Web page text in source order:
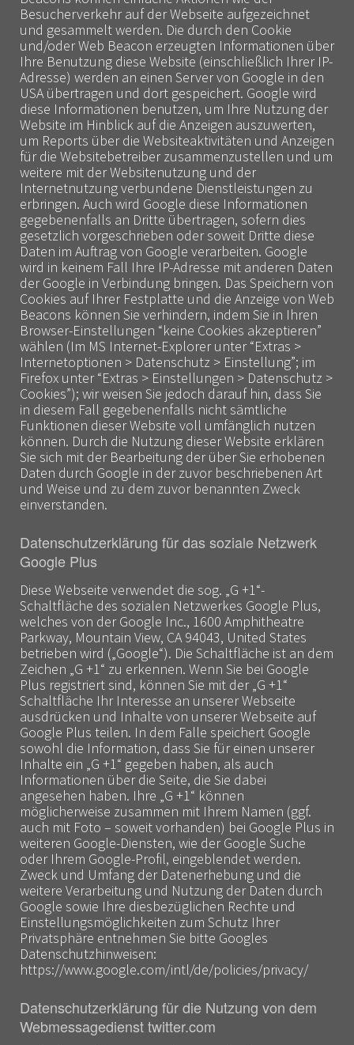
Besucherverkehr auf der Webseite aufgezeichnet
und gesammelt werden. Die durch den Cookie
und/oder Web Beacon erzeugten Informationen über
Ihre Benutzung diese Website (einschließlich Ihrer IP-
Adresse) werden an einen Server von Google in den
USA übertragen und dort gespeichert. Google wird
diese Informationen benutzen, um Ihre Nutzung der
Website im Hinblick auf die Anzeigen auszuwerten,
um Reports über die Websiteaktivitäten und Anzeigen
für die Websitebetreiber zusammenzustellen und um
weitere mit der Websitenutzung und der
Internetnutzung verbundene Dienstleistungen zu
erbringen. Auch wird Google diese Informationen
gegebenenfalls an Dritte übertragen, sofern dies
gesetzlich vorgeschrieben oder soweit Dritte diese
Daten im Auftrag von Google verarbeiten. Google
wird in keinem Fall Ihre IP-Adresse mit anderen Daten
der Google in Verbindung bringen. Das Speichern von
Cookies auf Ihrer Festplatte und die Anzeige von Web
Beacons können Sie verhindern, indem Sie in Ihren
Browser-Einstellungen “keine Cookies akzeptieren”
wählen (Im MS Internet-Explorer unter “Extras >
Internetoptionen > Datenschutz > Einstellung”; im
Firefox unter “Extras > Einstellungen > Datenschutz >
Cookies”); wir weisen Sie jedoch darauf hin, dass Sie
in diesem Fall gegebenenfalls nicht sämtliche
Funktionen dieser Website voll umfänglich nutzen
können. Durch die Nutzung dieser Website erklären
Sie sich mit der Bearbeitung der über Sie erhobenen
Daten durch Google in der zuvor beschriebenen Art
und Weise und zu dem zuvor benannten Zweck
einverstanden.
Datenschutzerklärung für das soziale Netzwerk
Google Plus
Diese Webseite verwendet die sog. „G +1“-
Schaltfläche des sozialen Netzwerkes Google Plus,
welches von der Google Inc., 1600 Amphitheatre
Parkway, Mountain View, CA 94043, United States
betrieben wird („Google“). Die Schaltfläche ist an dem
Zeichen „G +1“ zu erkennen. Wenn Sie bei Google
Plus registriert sind, können Sie mit der „G +1“
Schaltfläche Ihr Interesse an unserer Webseite
ausdrücken und Inhalte von unserer Webseite auf
Google Plus teilen. In dem Falle speichert Google
sowohl die Information, dass Sie für einen unserer
Inhalte ein „G +1“ gegeben haben, als auch
Informationen über die Seite, die Sie dabei
angesehen haben. Ihre „G +1“ können
möglicherweise zusammen mit Ihrem Namen (ggf.
auch mit Foto – soweit vorhanden) bei Google Plus in
weiteren Google-Diensten, wie der Google Suche
oder Ihrem Google-Profil, eingeblendet werden.
Zweck und Umfang der Datenerhebung und die
weitere Verarbeitung und Nutzung der Daten durch
Google sowie Ihre diesbezüglichen Rechte und
Einstellungsmöglichkeiten zum Schutz Ihrer
Privatsphäre entnehmen Sie bitte Googles
Datenschutzhinweisen:
https://www.google.com/intl/de/policies/privacy/
Datenschutzerklärung für die Nutzung von dem
Webmessagedienst twitter.com